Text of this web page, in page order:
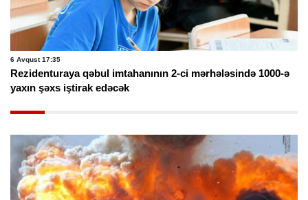
6 Avqust 17:35
Rezidenturaya qəbul imtahanının 2-ci mərhələsində 1000-ə
yaxın şəxs iştirak edəcək